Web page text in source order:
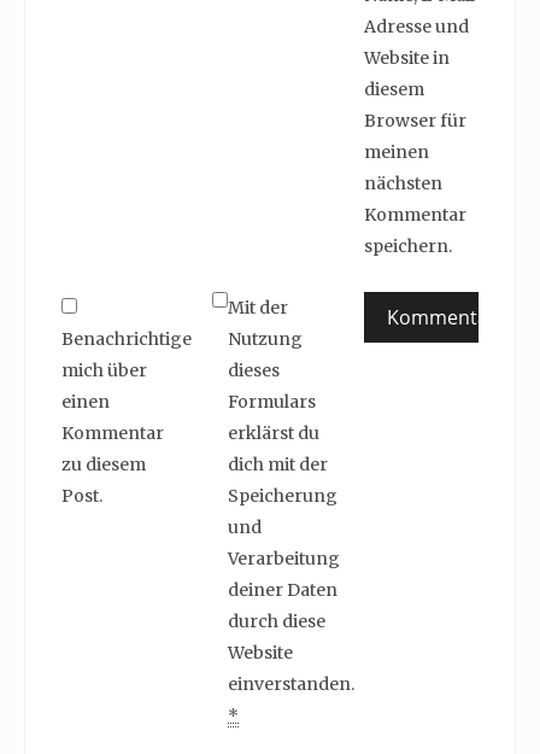
Adresse und
Website in
diesem
Browser für
meinen
nächsten
Kommentar
speichern.
Benachrichtige
mich über
einen
Kommentar
zu diesem
Post.
Mit der
Nutzung
dieses
Formulars
erklärst du
dich mit der
Speicherung
und
Verarbeitung
deiner Daten
durch diese
Website
einverstanden.
*